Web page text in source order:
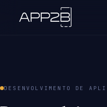
DESENVOLVIMENTO DE